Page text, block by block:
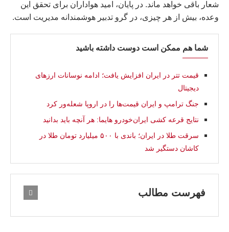
شعار باقی خواهد ماند. در پایان، امید هواداران برای تحقق این
وعده، بیش از هر چیزی، در گرو تدبیر هوشمندانه مدیریت است.
شما هم ممکن است دوست داشته باشید
قیمت تتر در ایران افزایش یافت؛ ادامه نوسانات ارزهای
دیجیتال
جنگ ترامپ و ایران قیمت‌ها را در اروپا شعله‌ور کرد
نتایج قرعه کشی ایران‌خودرو هایما: هر آنچه باید بدانید
سرقت طلا در ایران؛ باندی با ۵۰۰ میلیارد تومان طلا در
کاشان دستگیر شد
فهرست مطالب